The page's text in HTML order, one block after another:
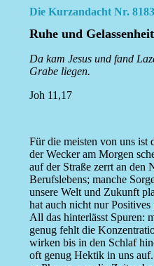
Die Kurzandacht Nr. 8183
Ruhe und Gelassenheit
Da kam Jesus und fand
Grabe liegen.
Joh 11,17
Für die meisten von uns ist
der Wecker am Morgen
auf der Straße zerrt an den
Berufslebens; manche
unsere Welt und Zukunft
hat auch nicht nur Positives
All das hinterlässt Spuren:
genug fehlt die
wirken bis in den Schlaf
oft genug Hektik in uns